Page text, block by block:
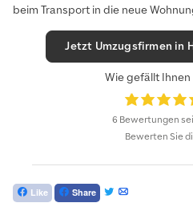
beim Transport in die neue
Jetzt Umzugsfirmen in
Wie gefällt Ihnen
6 Bewertungen
Bewerten Sie
Like Share